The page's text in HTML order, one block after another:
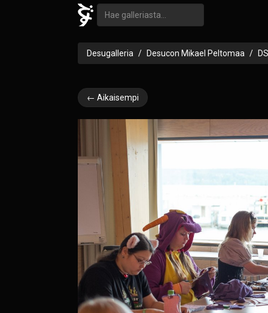
Desugalleria Desucon Mikael Peltomaa
← Aikaisempi